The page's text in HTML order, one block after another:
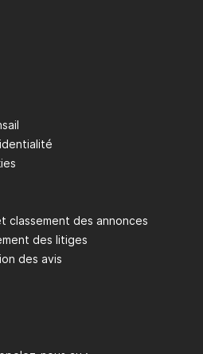
classement des annonces
des litiges
des avis